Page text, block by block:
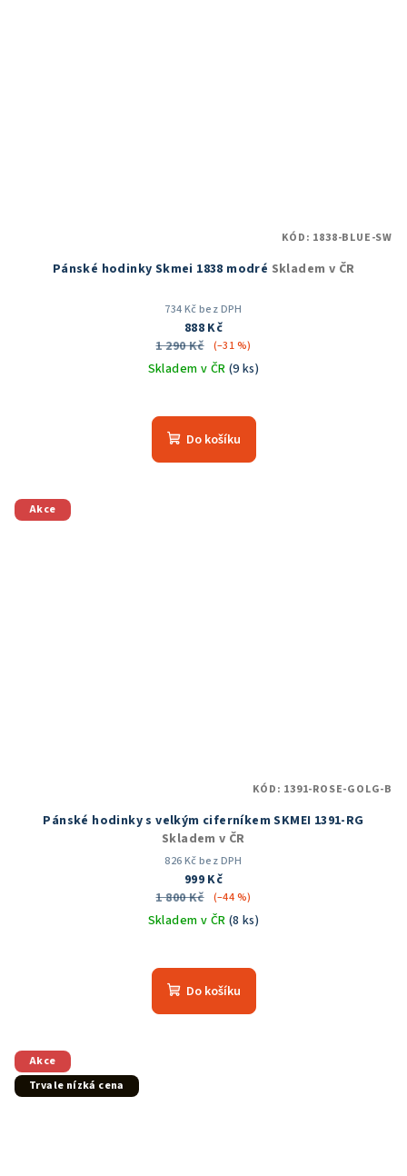
Pánské hodinky Skmei 1838 modré Skladem v ČR
734 Kč bez DPH
888 Kč
1 290 Kč
(–31 %)
Skladem v ČR (9 ks)
hodnocení
produktu
Do košíku
KÓD: 1838-BLUE-SW
Akce
Pánské hodinky s velkým ciferníkem SKMEI 1391-RG
Skladem v ČR
826 Kč bez DPH
999 Kč
1 800 Kč
(–44 %)
Skladem v ČR (8 ks)
hodnocení
produktu
Do košíku
KÓD: 1391-ROSE-GOLG-B
Akce
Trvale nízká cena